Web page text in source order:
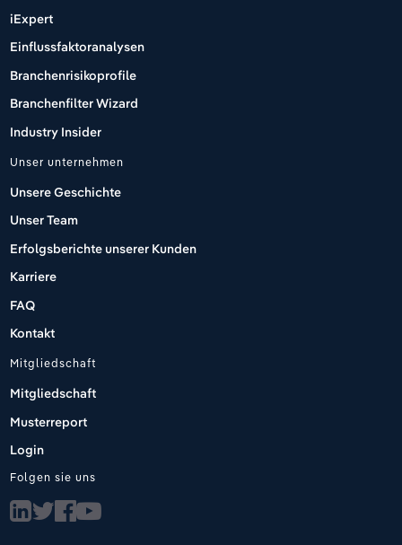
iExpert
Einflussfaktoranalysen
Branchenrisikoprofile
Branchenfilter Wizard
Industry Insider
Unser unternehmen
Unsere Geschichte
Unser Team
Erfolgsberichte unserer Kunden
Karriere
FAQ
Kontakt
Mitgliedschaft
Mitgliedschaft
Musterreport
Login
Folgen sie uns